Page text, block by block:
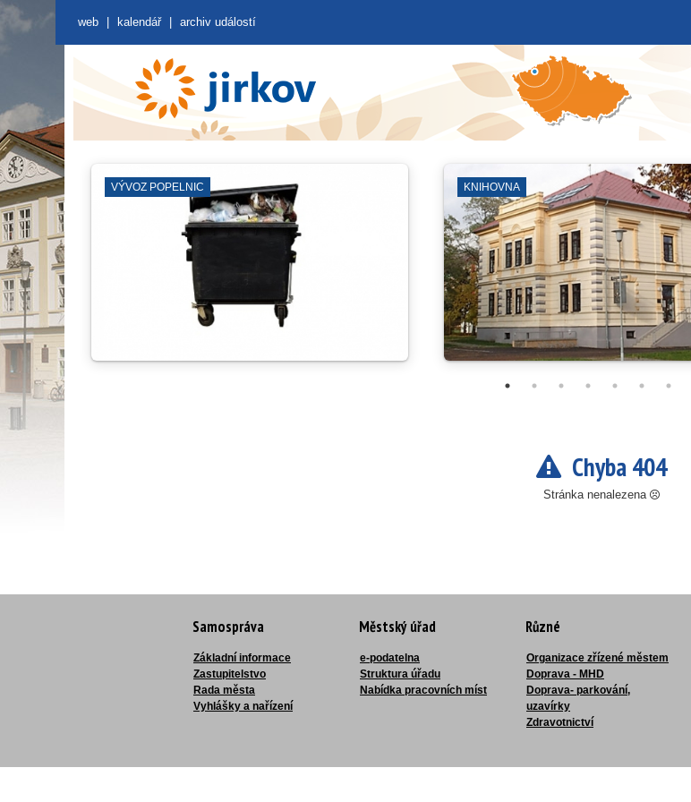
web kalendář archiv událostí
KNIHOVNA KOSTEL SV. JILJÍ
Chyba 404
Stránka nenalezena
Samospráva
Základní informace
Zastupitelstvo
Rada města
Vyhlášky a nařízení
Městský úřad
e-podatelna
Struktura úřadu
Nabídka pracovních míst
Různé
Organizace zřízené městem
Doprava - MHD
Doprava- parkování,
uzavírky
Zdravotnictví